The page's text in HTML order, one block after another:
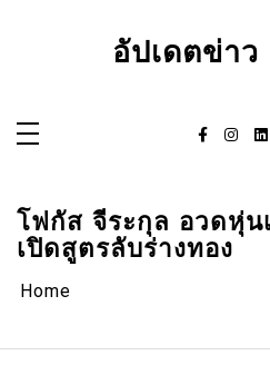
อัปเดตข่า
โฟกัส จีระกุล อวดหุ่น
เปิดสูตรลับร่างทอง
Home